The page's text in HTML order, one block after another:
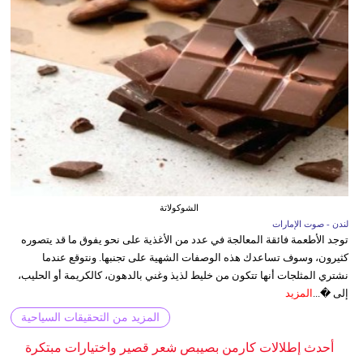
الشوكولاتة
لندن - صوت الإمارات
توجد الأطعمة فائقة المعالجة في عدد من الأغذية على نحو يفوق ما قد يتصوره
كثيرون، وسوف تساعدك هذه الوصفات الشهية على تجنبها. ونتوقع عندما
نشتري المثلجات أنها تتكون من خليط لذيذ وغني بالدهون، كالكريمة أو الحليب،
إلى �... المزيد
المزيد من التحقيقات السياحية
أحدث إطلالات كارمن بصيبص شعر قصير واختيارات مبتكرة